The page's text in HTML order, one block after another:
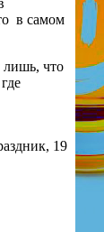
в самом
лишь, что
19